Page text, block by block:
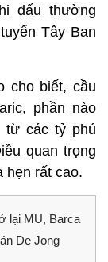
đấu thường
Tây Ban
cho biết, cầu
phần nào
từ các tỷ phú
quan trọng
hẹn rất cao.
lại MU, Barca
De Jong